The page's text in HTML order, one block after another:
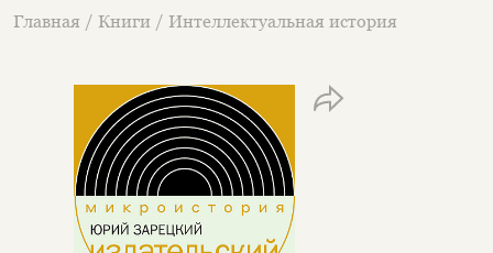
Главная / Книги / Интеллектуальная история